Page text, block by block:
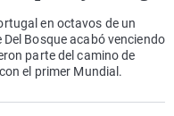
en octavos de un
Del Bosque acabó venciendo
parte del camino de
el primer Mundial.